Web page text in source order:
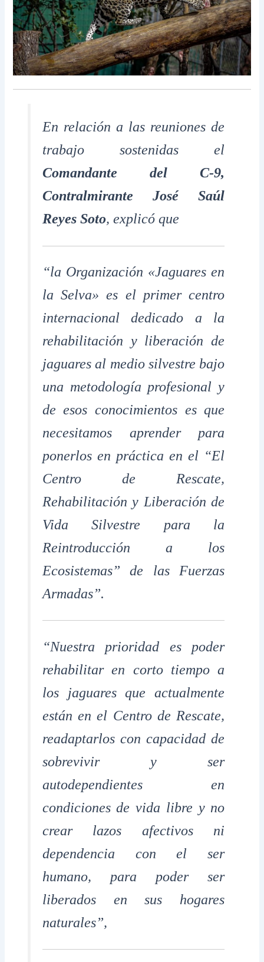
En relación a las reuniones de
trabajo sostenidas el
Comandante del C-9,
Contralmirante José Saúl
Reyes Soto, explicó que
“la Organización «Jaguares en
la Selva» es el primer centro
internacional dedicado a la
rehabilitación y liberación de
jaguares al medio silvestre bajo
una metodología profesional y
de esos conocimientos es que
necesitamos aprender para
ponerlos en práctica en el “El
Centro de Rescate,
Rehabilitación y Liberación de
Vida Silvestre para la
Reintroducción a los
Ecosistemas” de las Fuerzas
Armadas”.
“Nuestra prioridad es poder
rehabilitar en corto tiempo a
los jaguares que actualmente
están en el Centro de Rescate,
readaptarlos con capacidad de
sobrevivir y ser
autodependientes en
condiciones de vida libre y no
crear lazos afectivos ni
dependencia con el ser
humano, para poder ser
liberados en sus hogares
naturales”,